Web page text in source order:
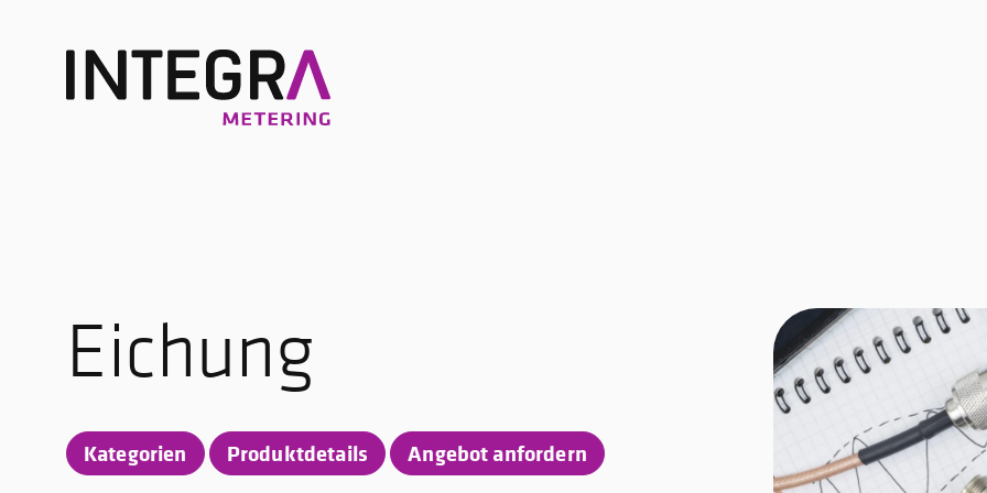
Eichung
Kategorien Produktdetails Angebot anfordern